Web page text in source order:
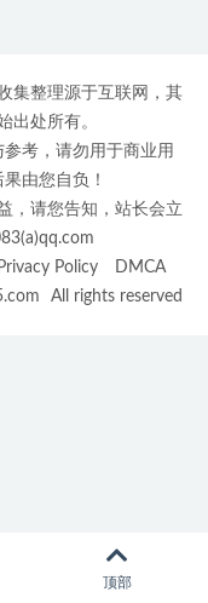
集整理源于互联网，其
出处所有。
考，请勿用于商业用
由您自负！
，请您告知，站长会立
Policy
DMCA
All rights reserved
顶部